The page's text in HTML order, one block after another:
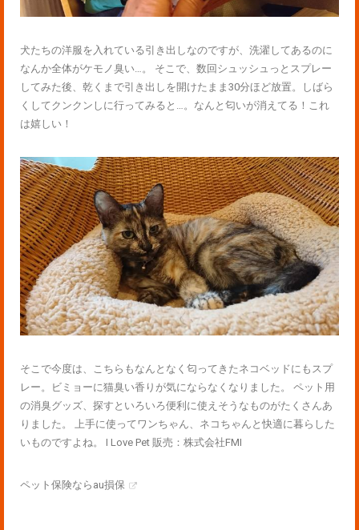
犬たちの洋服を入れている引き出しなのですが、洗濯してあるのに
なんか全体がケモノ臭い…。 そこで、数回シュッシュっとスプレー
してみた後、乾くまで引き出しを開けたまま30分ほど放置。しばら
くしてクンクンしに行ってみると…。なんと匂いが消えてる！これ
は嬉しい！
そこで今度は、こちらもなんとなく匂ってきたネコベッドにもスプ
レー。ビミョーに猫臭い香りが気にならなくなりました。 ペット用
の消臭グッズ、探すといろいろ便利に使えそうなものがたくさんあ
りました。 上手に使ってワンちゃん、ネコちゃんと快適に暮らした
いものですよね。 I Love Pet 販売：株式会社FMI
ペット保険ならau損保